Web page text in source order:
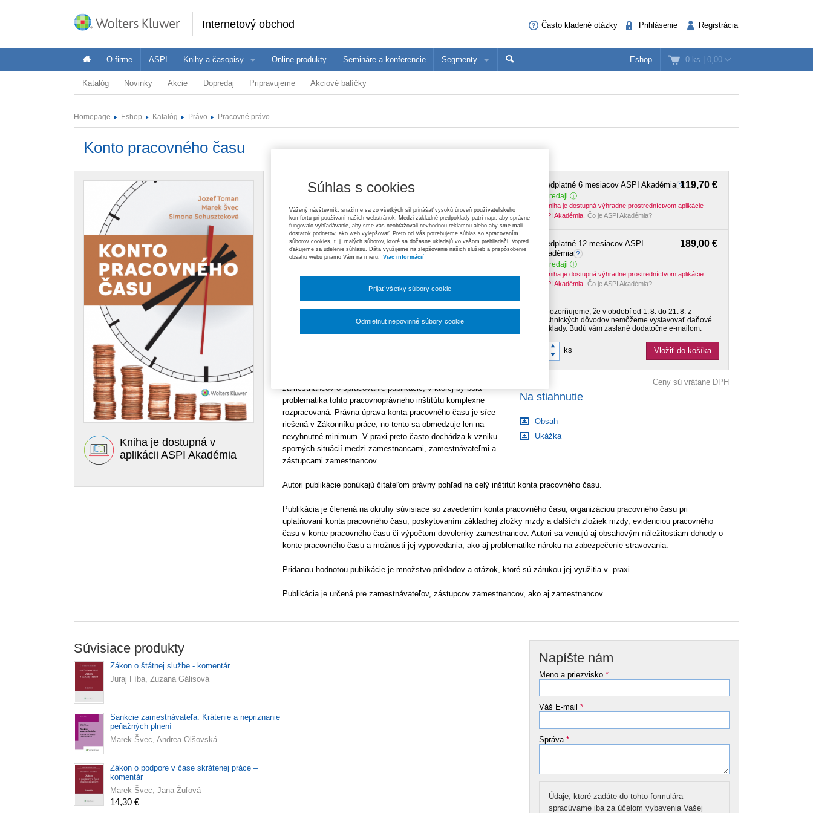
Internetový obchod Často kladené otázky Prihlásenie Registrácia
0 ks | 0,00
Eshop
O firme ASPI Knihy a časopisy
Oblasť
Ekonomika
Dane a účtovníctvo
Zdravotníctvo
BOZP
ASPI Akadémia
Vybrané produkty
25,20 €
Ochrana základných práv
Tomáš Ľalík, Ján Svák, Lívia Trellová, Vincent Bujňák
26,40 €
Pracovné právo v poznámkach s príkladmi, 3. vydanie
Online produkty Semináre a konferencie Segmenty
Ponuka Wolters Kluwer je široká - pozrite sa čo ponúkame profesionálom z vašej oblasti
Právnici Ekonómovia Pedagógovia Manažéri Verejná správa
Katalóg Novinky Akcie Dopredaj Pripravujeme Akciové balíčky
Homepage Eshop Katalóg Právo Pracovné právo
Konto pracovného času
Kniha je dostupná v
aplikácii ASPI Akadémia
119,70 €
Predplatné 6 mesiacov ASPI Akadémia
V predaji
E-kniha je dostupná výhradne prostredníctvom aplikácie
ASPI Akadémia. Čo je ASPI Akadémia?
189,00 €
Predplatné 12 mesiacov ASPI
Akadémia
V predaji
E-kniha je dostupná výhradne prostredníctvom aplikácie
ASPI Akadémia. Čo je ASPI Akadémia?
Upozorňujeme, že v období od 1. 8. do 21. 8. z
technických dôvodov nemôžeme vystavovať daňové
doklady. Budú vám zaslané dodatočne e‑mailom.
ks Vložiť do košíka
Ceny sú vrátane DPH
Na stiahnutie
Obsah
Ukážka
Vydavateľ Wolters Kluwer
Schuszteková
Typ publikácie praktická príručka
Dátum vydania 5/2017
Typ produktu E-kniha
978-80-8168-631-3
zamestnancov o spracovanie publikácie, v ktorej by bola
problematika tohto pracovnoprávneho inštitútu komplexne
rozpracovaná. Právna úprava konta pracovného času je síce
riešená v Zákonníku práce, no tento sa obmedzuje len na
nevyhnutné minimum. V praxi preto často dochádza k vzniku
sporných situácií medzi zamestnancami, zamestnávateľmi a
zástupcami zamestnancov.
Autori publikácie ponúkajú čitateľom právny pohľad na celý inštitút konta pracovného času.
Publikácia je členená na okruhy súvisiace so zavedením konta pracovného času, organizáciou pracovného času pri
uplatňovaní konta pracovného času, poskytovaním základnej zložky mzdy a ďalších zložiek mzdy, evidenciou pracovného
času v konte pracovného času či výpočtom dovolenky zamestnancov. Autori sa venujú aj obsahovým náležitostiam dohody o
konte pracovného času a možnosti jej vypovedania, ako aj problematike nároku na zabezpečenie stravovania.
Pridanou hodnotou publikácie je množstvo príkladov a otázok, ktoré sú zárukou jej využitia v praxi.
Publikácia je určená pre zamestnávateľov, zástupcov zamestnancov, ako aj zamestnancov.
Súvisiace produkty
Zákon o štátnej službe - komentár
Juraj Fíba, Zuzana Gálisová
Sankcie zamestnávateľa. Krátenie a nepriznanie
peňažných plnení
Marek Švec, Andrea Olšovská
Zákon o podpore v čase skrátenej práce –
komentár
Marek Švec, Jana Žuľová
14,30 €
Napíšte nám
Meno a priezvisko*
Váš E-mail*
Správa*
Údaje, ktoré zadáte do tohto formulára
spracúvame iba za účelom vybavenia Vašej
Súhlas s cookies
Vážený návštevník, snažíme sa zo všetkých síl prinášať vysokú úroveň používateľského
komfortu pri používaní našich webstránok. Medzi základné predpoklady patrí napr. aby správne
fungovalo vyhľadávanie, aby sme vás neobťažovali nevhodnou reklamou alebo aby sme mali
dostatok podnetov, ako web vylepšovať. Preto od Vás potrebujeme súhlas so spracovaním
súborov cookies, t. j. malých súborov, ktoré sa dočasne ukladajú vo vašom prehliadači. Vopred
ďakujeme za udelenie súhlasu. Dáta využijeme na zlepšovanie našich služieb a prispôsobenie
obsahu webu priamo Vám na mieru.
Viac informácií
Odmietnut nepovinné súbory cookie
Prijať všetky súbory cookie